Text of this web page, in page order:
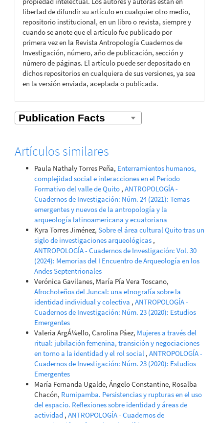
libertad de difundir su artículo en cualquier otro medio,
repositorio institucional, en un libro o revista, siempre y
cuando se anote que el artículo fue publicado por
primera vez en la Revista Antropología Cuadernos de
Investigación, número, año de publicación, sección y
número de páginas. El artículo puede ser depositado en
dichos repositorios en cualquiera de sus versiones, ya sea
en la versión enviada, aceptada o publicada.
Artículos similares
Paula Nathaly Torres Peña, Enterramientos humanos,
complejidad social e interacciones en el Período
Formativo del valle de Quito , ANTROPOLOGÍA -
Cuadernos de Investigación: Núm. 24 (2021): Temas
emergentes y nuevos de la antropología y la
arqueología latinoamericana y ecuatoriana
Kyra Torres Jiménez, Sobre el área cultural Quito tras un
siglo de investigaciones arqueológicas ,
ANTROPOLOGÍA - Cuadernos de Investigación: Vol. 30
(2024): Memorias del I Encuentro de Arqueología en los
Andes Septentrionales
Verónica Gavilanes, María Pía Vera Toscano,
Afrochoteños del Juncal: una etnografía sobre la
identidad individual y colectiva , ANTROPOLOGÍA -
Cuadernos de Investigación: Núm. 23 (2020): Estudios
Emergentes
Valeria ArgÁ¼ello, Carolina Páez, Mujeres a través del
ritual: jubilación femenina, transición y negociaciones
en torno a la identidad y el rol social , ANTROPOLOGÍA -
Cuadernos de Investigación: Núm. 23 (2020): Estudios
Emergentes
María Fernanda Ugalde, Ángelo Constantine, Rosalba
Chacón, Rumipamba. Persistencias y rupturas en el uso
del espacio. Reflexiones sobre identidad y áreas de
actividad , ANTROPOLOGÍA - Cuadernos de